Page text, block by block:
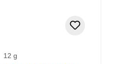
12 g